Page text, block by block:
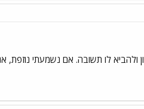
לו תשובה. אם נשמעתי נוזפת,